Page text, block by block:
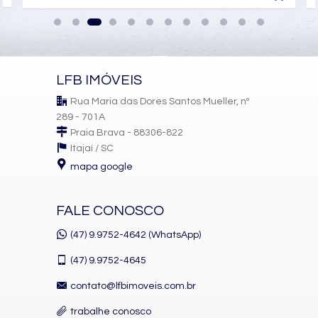
Infra para Ar Split
Vista Mar
Fechadura Eletrônica
Vista Panorâmica
Área de Serviço
Sala de Estar
Sala de Jantar
Espaço Gourmet
Suíte Master
Características do Empreendimento
Espaço Gourmet
Portaria 24h
LFB IMÓVEIS
Rua Maria das Dores Santos Mueller, nº
289 - 701A
Praia Brava - 88306-822
Itajaí / SC
mapa google
FALE CONOSCO
(47) 9.9752-4642 (WhatsApp)
(47) 9.9752-4645
contato@lfbimoveis.com.br
trabalhe conosco